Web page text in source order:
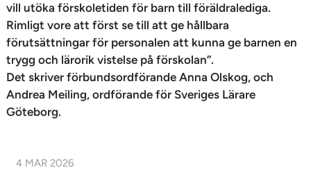
vill utöka förskoletiden för barn till föräldralediga.
Rimligt vore att först se till att ge hållbara
förutsättningar för personalen att kunna ge barnen en
trygg och lärorik vistelse på förskolan”.
Det skriver förbundsordförande Anna Olskog, och
Andrea Meiling, ordförande för Sveriges Lärare
Göteborg.
4 MAR 2026